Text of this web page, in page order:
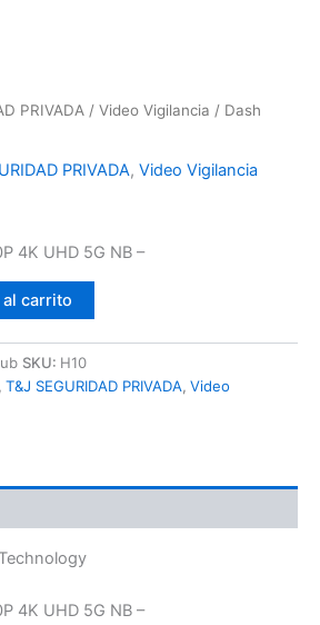
PRIVADA / Video Vigilancia / Dash
PRIVADA, Video Vigilancia
4K UHD 5G NB –
carrito
SKU: H10
, T&J SEGURIDAD PRIVADA, Video
4K UHD 5G NB –